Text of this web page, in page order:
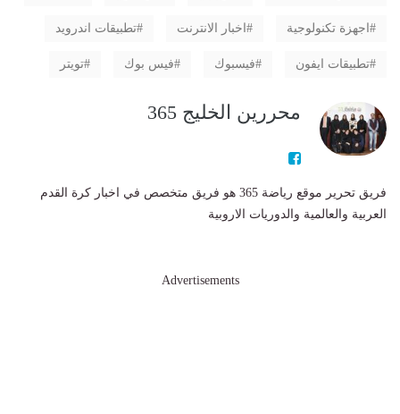
اجهزة تكنولوجية اخبار الانترنت تطبيقات اندرويد
تطبيقات ايفون فيسبوك فيس بوك تويتر
محررين الخليج 365
فريق تحرير موقع رياضة 365 هو فريق متخصص في اخبار كرة القدم
العربية والعالمية والدوريات الاروبية
Advertisements